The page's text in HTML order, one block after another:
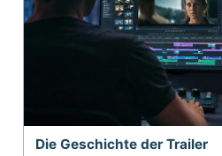
Die Geschichte der Trailer